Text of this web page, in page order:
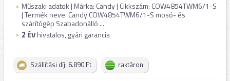
Műszaki adatok | Márka: Candy | Cikkszám: COW4854TWM6/1-S
| Termék neve: Candy COW4854TWM6/1-S mosó- és
szárítógép Szabadonálló ...
2 ÉVhivatalos, gyári garancia
Szállítási díj: 6.890 Ft raktáron